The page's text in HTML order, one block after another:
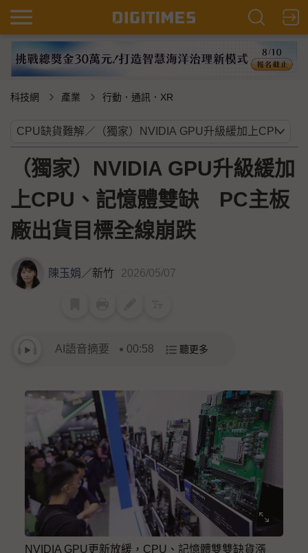
科技網 產業 行動．通訊．XR
（獨家）NVIDIA GPU升級緩加
上CPU、記憶體雙缺 PC主板
廠出貨目標全線崩跌
陳玉娟／新竹 2026/05/07
AI語音摘要 00:58 聽更多
NVIDIA GPU更新放緩，CPU、記憶體雙雙缺貨漲